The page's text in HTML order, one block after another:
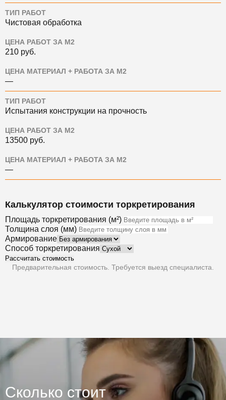
ТИП РАБОТ
Чистовая обработка
ЦЕНА РАБОТ ЗА М2
210 руб.
ЦЕНА МАТЕРИАЛ + РАБОТА ЗА М2
—
ТИП РАБОТ
Испытания конструкции на прочность
ЦЕНА РАБОТ ЗА М2
13500 руб.
ЦЕНА МАТЕРИАЛ + РАБОТА ЗА М2
—
Калькулятор стоимости торкретирования
Площадь торкретирования (м²)
Толщина слоя (мм)
Армирование
Способ торкретирования
Рассчитать стоимость
Предварительная стоимость. Требуется выезд специалиста.
Сколько стоит